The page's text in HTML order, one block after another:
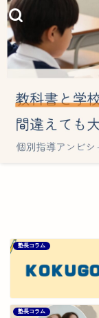
塾長コラム
塾長コラム